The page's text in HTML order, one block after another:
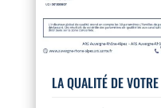
LA QUALITÉ DE